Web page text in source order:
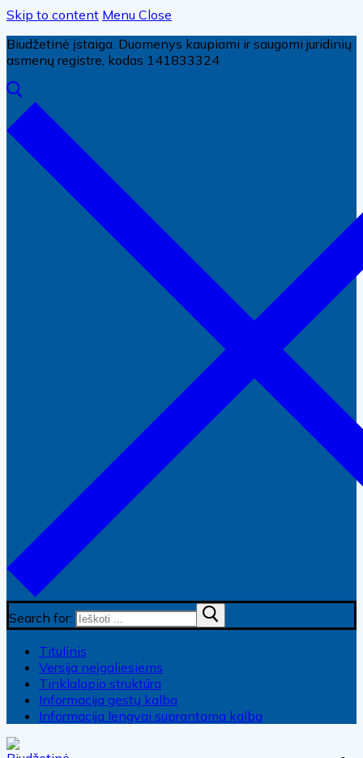
Skip to content Menu Close
Biudžetinė įstaiga. Duomenys kaupiami ir saugomi juridinių
asmenų registre, kodas 141833324
Search for:
Titulinis
Versija neįgaliesiems
Tinklalapio struktūra
Informacija gestų kalba
Informacija lengvai suprantama kalba